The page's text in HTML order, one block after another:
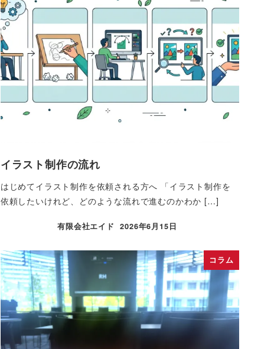
イラスト制作の流れ
はじめてイラスト制作を依頼される方へ 「イラスト制作を
依頼したいけれど、どのような流れで進むのかわか […]
有限会社エイド 2026年6月15日
コラム